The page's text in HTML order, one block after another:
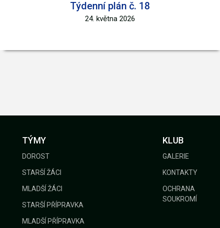
Týdenní plán č. 18
24. května 2026
TÝMY
DOROST
STARŠÍ ŽÁCI
MLADŠÍ ŽÁCI
STARŠÍ PŘÍPRAVKA
MLADŠÍ PŘÍPRAVKA
KLUB
GALERIE
KONTAKTY
OCHRANA
SOUKROMÍ